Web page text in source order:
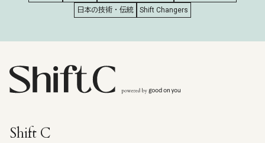
日本の技術・伝統
Shift Changers
Shift C